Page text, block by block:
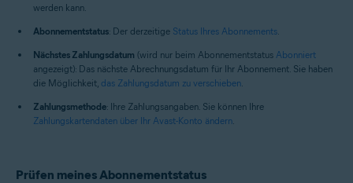
werden kann.
Abonnementstatus: Der derzeitige Status Ihres Abonnements
Nächstes Zahlungsdatum (wird nur beim Abonnementstatus Abonniert
angezeigt): Das nächste Abrechnungsdatum für Ihr Abonnement. Sie haben
die Möglichkeit, das Zahlungsdatum zu verschieben
Zahlungsmethode: Ihre Zahlungsangaben. Sie können Ihre
Zahlungskartendaten über Ihr Avast-Konto ändern
Prüfen meines Abonnementstatus